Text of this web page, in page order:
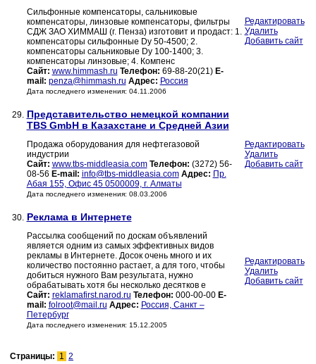
Сильфонные компенсаторы, сальниковые
компенсаторы, линзовые компенсаторы, фильтры
СДЖ ЗАО ХИММАШ (г. Пенза) изготовит и продаст: 1.
компенсаторы сильфонные Dу 50-4500; 2.
компенсаторы сальниковые Dу 100-1400; 3.
компенсаторы линзовые; 4. Компенс
Сайт: www.himmash.ru Телефон: 69-88-20(21) E-
mail: penza@himmash.ru Адрес: Россия
Дата последнего изменения: 04.11.2006
Редактировать
Удалить
Добавить сайт
29. Представительство немецкой компании
TBS GmbH в Казахстане и Средней Азии
Продажа оборудования для нефтегазовой
индустрии
Сайт: www.tbs-middleasia.com Телефон: (3272) 56-
08-56 E-mail: info@tbs-middleasia.com Адрес: Пр.
Абая 155, Офис 45 0500009, г. Алматы
Дата последнего изменения: 08.03.2006
Редактировать
Удалить
Добавить сайт
30. Реклама в Интернете
Рассылка сообщений по доскам объявлений
является одним из самых эффективных видов
рекламы в Интернете. Досок очень много и их
количество постоянно растает, а для того, чтобы
добиться нужного Вам результата, нужно
обрабатывать хотя бы несколько десятков е
Сайт: reklamafirst.narod.ru Телефон: 000-00-00 E-
mail: folroot@mail.ru Адрес: Россия, Санкт –
Петербург
Дата последнего изменения: 15.12.2005
Редактировать
Удалить
Добавить сайт
Страницы: 1 2